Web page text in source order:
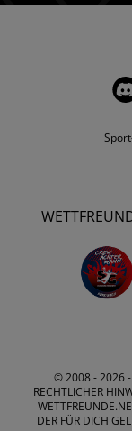
© 2008 - 2026 -
RECHTLICHER
DER FÜR DICH